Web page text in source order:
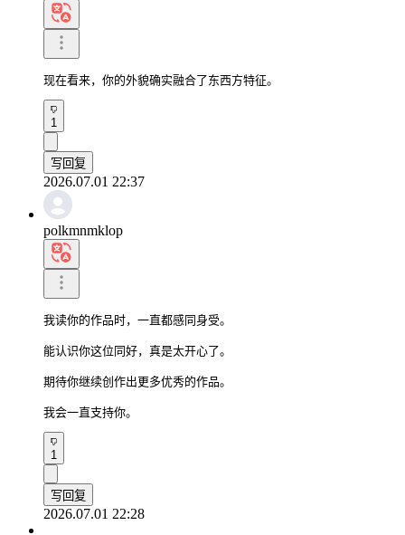
现在看来，你的外貌确实融合了东西方特征。
1
写回复
2026.07.01 22:37
polkmnmklop
我读你的作品时，一直都感同身受。
能认识你这位同好，真是太开心了。
期待你继续创作出更多优秀的作品。
我会一直支持你。
1
写回复
2026.07.01 22:28